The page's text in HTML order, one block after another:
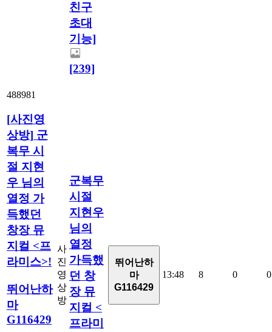
친구
초대
기능]
[239]
488981
[사진영
상방] 군
복무 시
절 지현
우 님의
열정 가
득했던
창장 뮤
지컬 <프
라미스>!
뛰어난하
마
G116429
사
진
영
상
방
군복무
시절
지현우
님의
열정
가득했
던 창
장 뮤
지컬 <
프라미
뛰어난하
마
G116429
13:48 8 0 0